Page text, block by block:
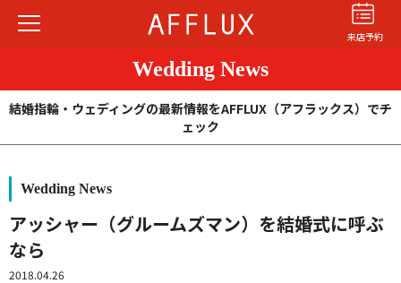
来店予約
セットリング
商品カテゴリ
Wedding News
結婚指輪・ウェディングの最新情報をAFFLUX（アフラックス）でチ
ェック
Wedding News
アッシャー（グルームズマン）を結婚式に呼ぶ
なら
2018.04.26